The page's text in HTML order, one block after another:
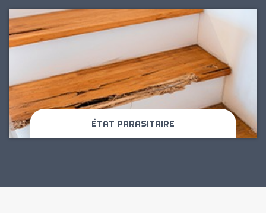
ÉTAT PARASITAIRE